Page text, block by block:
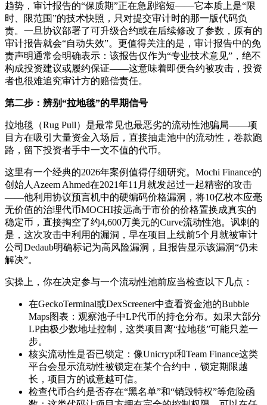
趋势，审计报告的“保质期”正在急剧缩短——它本质上是“限
时、限范围”的技术快照，只对提交审计时的那一版代码负
责。一旦协议部署了可升级合约或在后续修改了参数，原有的
审计报告就会“自动失效”。更值得关注的是，审计报告中的免
责声明通常会明确表示：该报告仅作为“专业技术意见”，绝不
构成投资建议或履约保证——这意味着即便合约被攻击，投资
者也很难追究审计方的赔偿责任。
第二步：辨别“拉地毯”的早期信号
拉地毯（Rug Pull）是最常见也最恶劣的流动性池骗局——项
目方在吸引大量资金入场后，直接抽走池中的流动性，卷款跑
路，留下投资者手中一文不值的代币。
这里有一个经典的2026年案例值得仔细研究。Mochi Finance的
创始人Azeem Ahmed在2021年11月就发起过一起精密的攻击
——他利用协议预言机中的硬编码价格漏洞，将10亿枚本应毫
无价值的治理代币MOCHI按远高于市价的价格置换成真实的
稳定币，直接掏空了约4,600万美元的Curve流动性池。讽刺的
是，这次攻击中利用的漏洞，早在项目上线前5个月就被审计
公司Dedaub明确标记为高风险漏洞，且报告显示该漏洞“仍未
解决”。
实操上，你在决定参与一个流动性池前应当检查以下几点：
在GeckoTerminal或DexScreener中查看资金池的Bubble
Maps图表：观察池子中LP代币的持仓分布。如果大部分
LP由极少数地址控制，这类项目离“拉地毯”可能只差一
步。
核实流动性是否已锁定：像Unicrypt和Team Finance这类
平台会显示流动性被锁定在某个合约中，锁定期限越
长，项目方的诚意越可信。
检查代币合约是否存在“黑名单”和“销毁特权”等危险函